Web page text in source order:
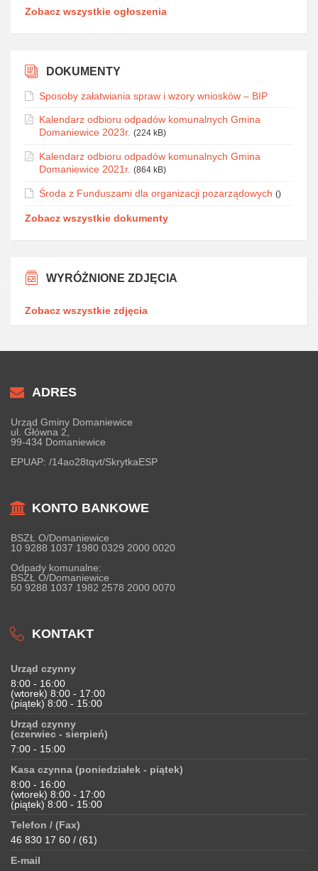
Zobacz wszystkie ogłoszenia
DOKUMENTY
Sposoby załatwiania spraw i wzory wniosków – BIP
Kalendarz odbioru odpadów komunalnych Gmina
Domaniewice 2023r. (224 kB)
Kalendarz odbioru odpadów komunalnych Gmina
Domaniewice 2021r. (864 kB)
Środa z Funduszami dla organizacji pozarządowych ()
Zobacz wszystkie dokumenty
WYRÓŻNIONE ZDJĘCIA
Zobacz wszystkie zdjęcia
ADRES
Urząd Gminy Domaniewice
ul. Główna 2,
99-434 Domaniewice
EPUAP: /14ao28tqvt/SkrytkaESP
KONTO BANKOWE
BSZŁ O/Domaniewice
10 9288 1037 1980 0329 2000 0020
Odpady komunalne:
BSZŁ O/Domaniewice
50 9288 1037 1982 2578 2000 0070
KONTAKT
Urząd czynny
8:00 - 16:00
(wtorek) 8:00 - 17:00
(piątek) 8:00 - 15:00
Urząd czynny
(czerwiec - sierpień)
7:00 - 15:00
Kasa czynna (poniedziałek - piątek)
8:00 - 16:00
(wtorek) 8:00 - 17:00
(piątek) 8:00 - 15:00
Telefon / (Fax)
46 830 17 60 / (61)
E-mail